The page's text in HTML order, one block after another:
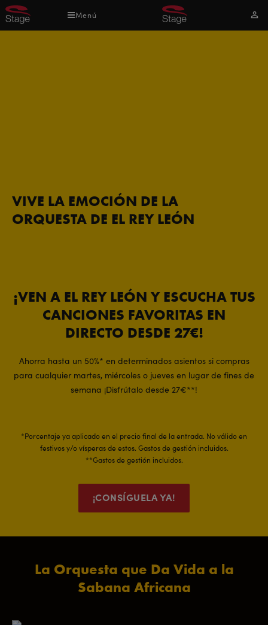
Pasar
al
Menú
Mi
VIVE LA EMOCIÓN DE LA
ORQUESTA DE EL REY LEÓN
¡VEN A EL REY LEÓN Y ESCUCHA TUS
CANCIONES FAVORITAS EN
DIRECTO DESDE 27€!
Ahorra hasta un 50%* en determinados asientos si compras
para cualquier martes, miércoles o jueves en lugar de fines de
semana ¡Disfrútalo desde 27€**!
*Porcentaje ya aplicado en el precio final de la entrada. No válido en
festivos y/o vísperas de estos. Gastos de gestión incluidos.
**Gastos de gestión incluidos.
¡CONSÍGUELA YA!
La Orquesta que Da Vida a la
Sabana Africana